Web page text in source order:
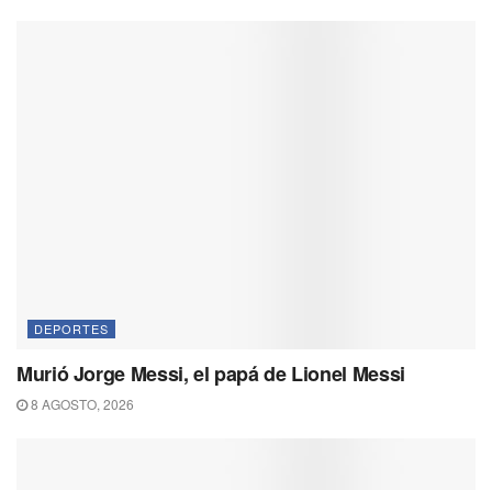
DEPORTES
Murió Jorge Messi, el papá de Lionel Messi
8 AGOSTO, 2026